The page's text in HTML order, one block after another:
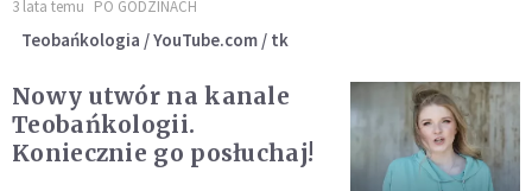
3 lata temu PO GODZINACH
Teobańkologia / YouTube.com / tk
Nowy utwór na kanale
Teobańkologii.
Koniecznie go posłuchaj!